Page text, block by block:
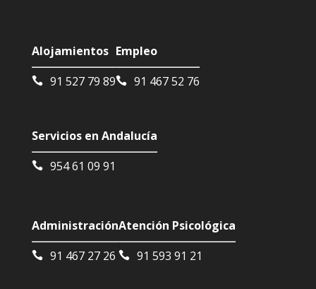
Alojamientos
91 527 79 89
Empleo
91 467 52 76
Servicios en Andalucía
954 61 09 91
Administración
91 467 27 26
Atención Psicológica
91 593 91 21